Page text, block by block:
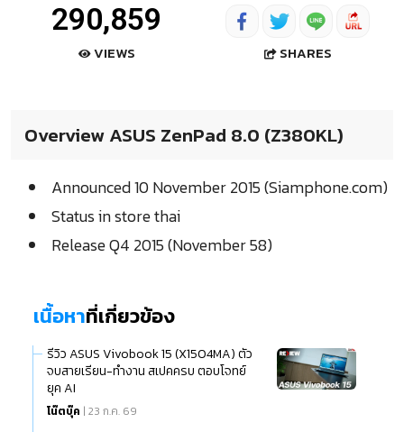
290,859
VIEWS SHARES
Overview ASUS ZenPad 8.0 (Z380KL)
Announced 10 November 2015 (Siamphone.com)
Status in store thai
Release Q4 2015 (November 58)
เนื้อหาที่เกี่ยวข้อง
รีวิว ASUS Vivobook 15 (X1504MA) ตัว
จบสายเรียน-ทำงาน สเปคครบ ตอบโจทย์
ยุค AI
โน๊ตบุ๊ค | 23 ก.ค. 69